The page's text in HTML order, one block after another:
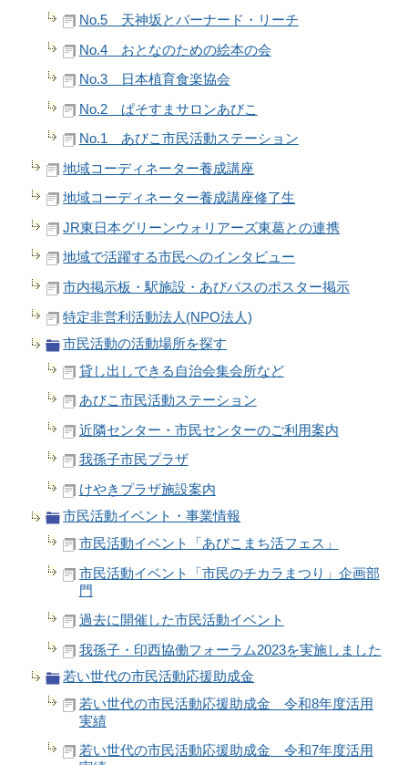
No.5 天神坂とバーナード・リーチ
No.4 おとなのための絵本の会
No.3 日本植育食楽協会
No.2 ぱそすまサロンあびこ
No.1 あびこ市民活動ステーション
地域コーディネーター養成講座
地域コーディネーター養成講座修了生
JR東日本グリーンウォリアーズ東葛との連携
地域で活躍する市民へのインタビュー
市内掲示板・駅施設・あびバスのポスター掲示
特定非営利活動法人(NPO法人)
市民活動の活動場所を探す
貸し出しできる自治会集会所など
あびこ市民活動ステーション
近隣センター・市民センターのご利用案内
我孫子市民プラザ
けやきプラザ施設案内
市民活動イベント・事業情報
市民活動イベント「あびこまち活フェス」
市民活動イベント「市民のチカラまつり」企画部
門
過去に開催した市民活動イベント
我孫子・印西協働フォーラム2023を実施しました
若い世代の市民活動応援助成金
若い世代の市民活動応援助成金 令和8年度活用
実績
若い世代の市民活動応援助成金 令和7年度活用